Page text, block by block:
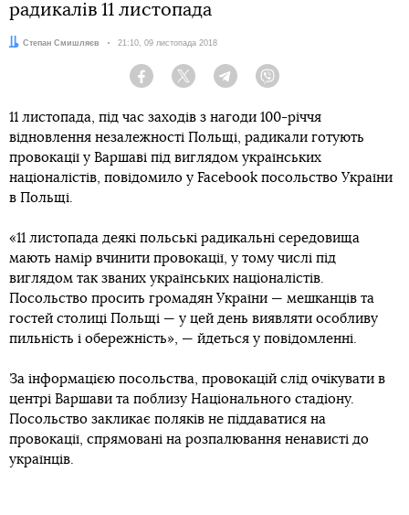
радикалів 11 листопада
Автор:
Степан Смишляєв Дата:
21:10, 09 листопада 2018
Facebook Twitter Telegram
11 листопада, під час заходів з нагоди 100-річчя
відновлення незалежності Польщі, радикали готують
провокації у Варшаві під виглядом українських
націоналістів, повідомило у Facebook посольство України
в Польщі.
«11 листопада деякі польські радикальні середовища
мають намір вчинити провокації, у тому числі під
виглядом так званих українських націоналістів.
Посольство просить громадян України — мешканців та
гостей столиці Польщі — у цей день виявляти особливу
пильність і обережність», — йдеться у повідомленні.
За інформацією посольства, провокацій слід очікувати в
центрі Варшави та поблизу Національного стадіону.
Посольство закликає поляків не піддаватися на
провокації, спрямовані на розпалювання ненависті до
українців.